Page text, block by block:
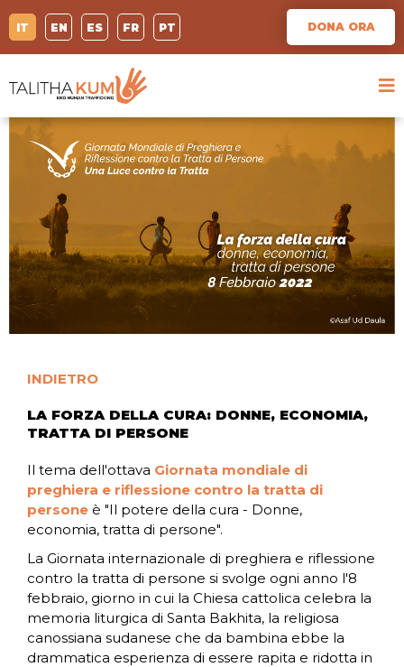
IT EN ES FR PT DONA ORA
INDIETRO
LA FORZA DELLA CURA: DONNE, ECONOMIA,
TRATTA DI PERSONE
Il tema dell'ottava Giornata mondiale di
preghiera e riflessione contro la tratta di
persone è "Il potere della cura - Donne,
economia, tratta di persone".
La Giornata internazionale di preghiera e riflessione
contro la tratta di persone si svolge ogni anno l'8
febbraio, giorno in cui la Chiesa cattolica celebra la
memoria liturgica di Santa Bakhita, la religiosa
canossiana sudanese che da bambina ebbe la
drammatica esperienza di essere rapita e ridotta in